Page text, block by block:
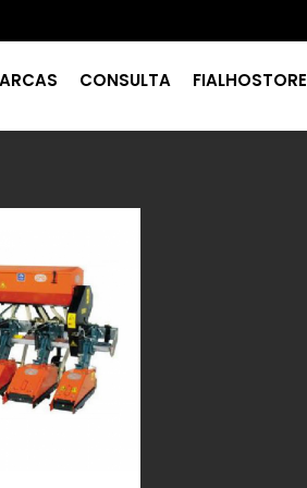
CONSULTA FIALHOSTORE